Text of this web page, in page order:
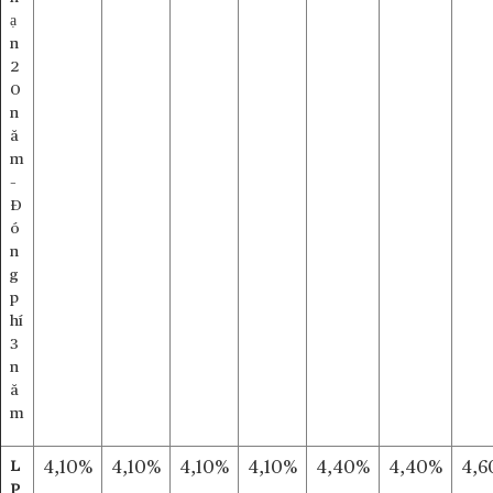
ạ
n
2
0
n
ă
m
–
Đ
ó
n
g
p
hí
3
n
ă
m
L
P
4,10% 4,10% 4,10% 4,10% 4,40% 4,40%